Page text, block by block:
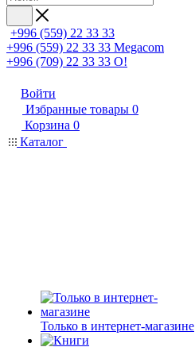
+996 (559) 22 33 33
+996 (559) 22 33 33 Megacom
+996 (709) 22 33 33 O!
Войти
Избранные товары 0
Корзина 0
Каталог
Только в интернет-магазине